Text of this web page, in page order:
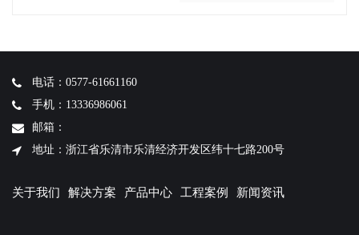
电话：0577-61661160
手机：13336986061
邮箱：
地址：浙江省乐清市乐清经济开发区纬十七路200号
关于我们 解决方案 产品中心 工程案例 新闻资讯